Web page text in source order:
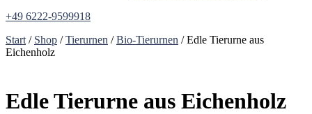
+49 6222-9599918
Start / Shop /Tierurnen /Bio-Tierurnen / Edle Tierurne aus
Eichenholz
Edle Tierurne aus Eichenholz